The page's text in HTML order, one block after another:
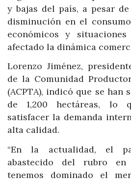
y bajas del país, a pesar
disminución en el
económicos y
afectado la dinámica
Lorenzo Jiménez,
de la Comunidad
(ACPTA), indicó que se han
de 1,200 hectáreas, lo
satisfacer la demanda
alta calidad.
“En la actualidad, el
abastecido del rubro
tenemos dominado el